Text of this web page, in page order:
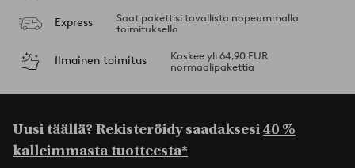
Express
Saat pakettisi tavallista nopeammalla
toimituksella
Ilmainen toimitus
Koskee yli 64,90 EUR
normaalipakettia
Uusi täällä? Rekisteröidy saadaksesi40 %
kalleimmasta tuotteesta*